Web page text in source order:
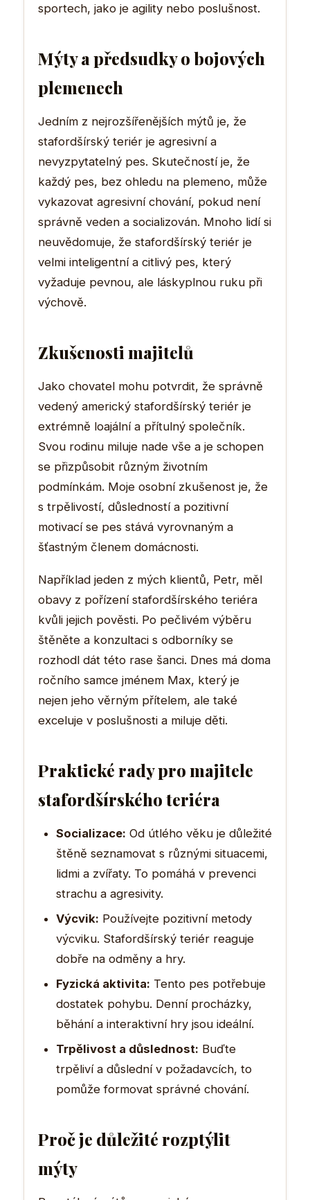
sportech, jako je agility nebo poslušnost.
Mýty a předsudky o bojových
plemenech
Jedním z nejrozšířenějších mýtů je, že
stafordšírský teriér je agresivní a
nevyzpytatelný pes. Skutečností je, že
každý pes, bez ohledu na plemeno, může
vykazovat agresivní chování, pokud není
správně veden a socializován. Mnoho lidí si
neuvědomuje, že stafordšírský teriér je
velmi inteligentní a citlivý pes, který
vyžaduje pevnou, ale láskyplnou ruku při
výchově.
Zkušenosti majitelů
Jako chovatel mohu potvrdit, že správně
vedený americký stafordšírský teriér je
extrémně loajální a přítulný společník.
Svou rodinu miluje nade vše a je schopen
se přizpůsobit různým životním
podmínkám. Moje osobní zkušenost je, že
s trpělivostí, důsledností a pozitivní
motivací se pes stává vyrovnaným a
šťastným členem domácnosti.
Například jeden z mých klientů, Petr, měl
obavy z pořízení stafordšírského teriéra
kvůli jejich pověsti. Po pečlivém výběru
štěněte a konzultaci s odborníky se
rozhodl dát této rase šanci. Dnes má doma
ročního samce jménem Max, který je
nejen jeho věrným přítelem, ale také
exceluje v poslušnosti a miluje děti.
Praktické rady pro majitele
stafordšírského teriéra
Socializace: Od útlého věku je důležité
štěně seznamovat s různými situacemi,
lidmi a zvířaty. To pomáhá v prevenci
strachu a agresivity.
Výcvik: Používejte pozitivní metody
výcviku. Stafordšírský teriér reaguje
dobře na odměny a hry.
Fyzická aktivita: Tento pes potřebuje
dostatek pohybu. Denní procházky,
běhání a interaktivní hry jsou ideální.
Trpělivost a důslednost: Buďte
trpěliví a důslední v požadavcích, to
pomůže formovat správné chování.
Proč je důležité rozptýlit
mýty